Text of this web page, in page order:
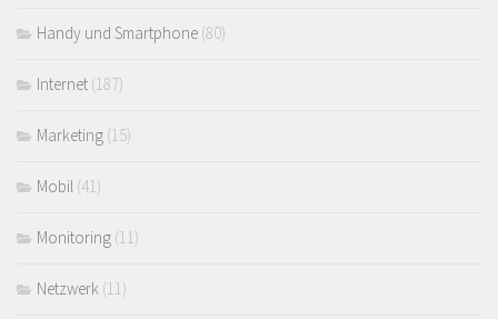
Handy und Smartphone (80)
Internet (187)
Marketing (15)
Mobil (41)
Monitoring (11)
Netzwerk (11)